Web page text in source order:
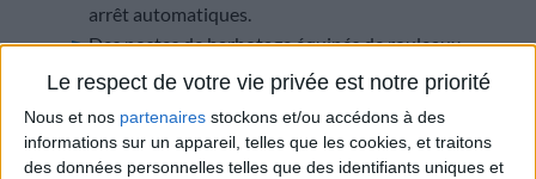
Le respect de votre vie privée est notre priorité
Nous et nos partenaires stockons et/ou accédons à des
informations sur un appareil, telles que les cookies, et traitons
des données personnelles telles que des identifiants uniques et
arrêt automatiques.
Des postes de barbotage équipés de rouleaux
débrayables pour rotation des chenilles, et de
Des postes de lavage haute pression eau
chaude et/ou eau froide sur enrouleurs